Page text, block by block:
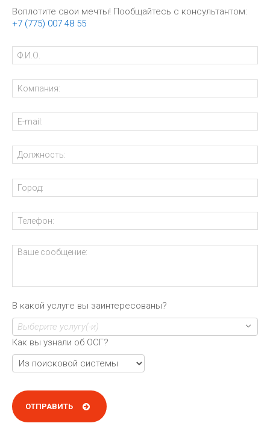
Воплотите свои мечты! Пообщайтесь с консультантом:
+7 (775) 007 48 55
В какой услуге вы заинтересованы?
Выберите услугу(-и)
Как вы узнали об ОСГ?